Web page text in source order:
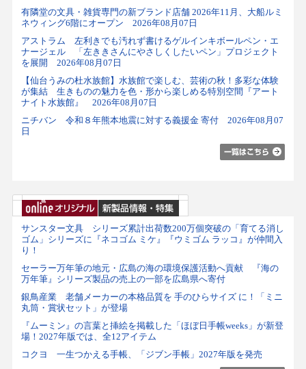
有隣堂の文具・雑貨専門の新ブランド店舗 2026年11月、大船ルミ
ネウィング6階にオープン 2026年08月07日
アストラム 左利きでも汚れず書けるゲルインキボールペン・エ
ナージェル 「左ききさんにやさしくしたいペン」プロジェクト
を展開 2026年08月07日
【仙台うみの杜水族館】水族館で楽しむ、芸術の秋！多彩な体験
が集結 生きものの魅力を色・形から楽しめる特別空間『アート
ナイト水族館』 2026年08月07日
ニチバン 令和８年熊本地震に対する義援金 寄付 2026年08月07
日
サンスター文具 シリーズ累計出荷数200万個突破の「育てる消し
ゴム」シリーズに『ネコゴム ミケ』『ウミゴム ラッコ』が仲間入
り！
セーラー万年筆の地元・広島の海の環境保護活動へ貢献 『海の
万年筆』シリーズ製品の売上の一部を広島県へ寄付
銀鳥産業 老舗メーカーの本格品質を 手のひらサイズ に！「ミニ
丸筒・賞状セット」が登場
『ムーミン』の言葉と挿絵を掲載した「ほぼ日手帳weeks」が新登
場！2027年版では、全12アイテム
コクヨ 一生つかえる手帳、「ジブン手帳」2027年版を発売